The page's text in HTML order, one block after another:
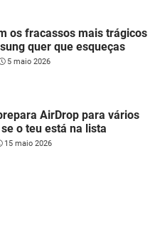
os fracassos mais trágicos
quer que esqueças
5 maio 2026
AirDrop para vários
o teu está na lista
15 maio 2026